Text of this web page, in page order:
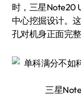
时，三星Note20
中心挖掘设计。
孔对机身正面完整
三星